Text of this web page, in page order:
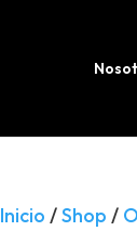
Inicio /Shop /